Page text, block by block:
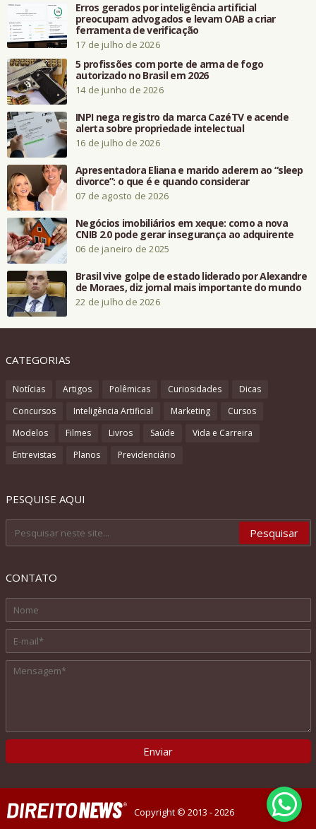
Erros gerados por inteligência artificial
preocupam advogados e levam OAB a criar
ferramenta de verificação
17 de julho de 2026
5 profissões com porte de arma de fogo
autorizado no Brasil em 2026
14 de junho de 2026
INPI nega registro da marca CazéTV e acende
alerta sobre propriedade intelectual
16 de julho de 2026
Apresentadora Eliana e marido aderem ao “sleep
divorce”: o que é e quando considerar
07 de agosto de 2026
Negócios imobiliários em xeque: como a nova
CNIB 2.0 pode gerar insegurança ao adquirente
06 de janeiro de 2025
Brasil vive golpe de estado liderado por Alexandre
de Moraes, diz jornal mais importante do mundo
22 de julho de 2026
CATEGORIAS
Notícias Artigos Polêmicas Curiosidades
Dicas
Concursos
Inteligência Artificial Marketing
Cursos
Modelos
Filmes Livros Saúde
Vida e Carreira
Entrevistas
Planos Previdenciário
PESQUISE AQUI
CONTATO
Copyright © 2013 - 2026